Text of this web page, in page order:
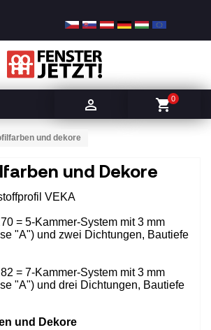
 shopping_cart0
und dekore
und Dekore
VEKA
= 5-Kammer-System mit 3 mm
"A") und zwei Dichtungen, Bautiefe
= 7-Kammer-System mit 3 mm
"A") und drei Dichtungen, Bautiefe
und Dekore